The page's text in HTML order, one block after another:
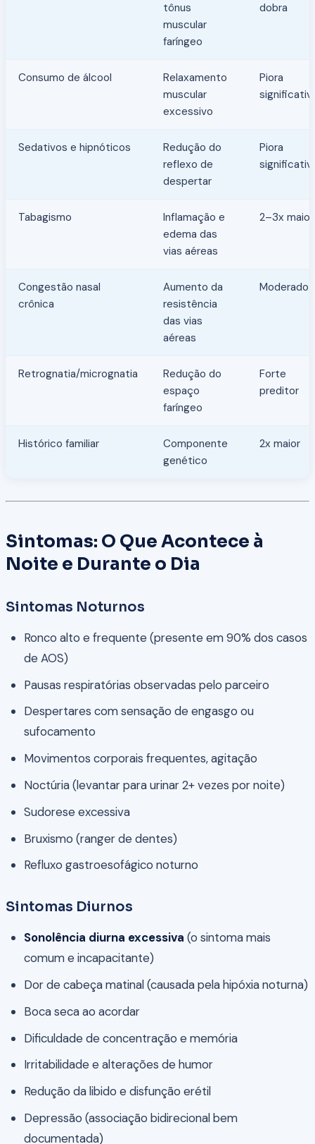
tônus
muscular
faríngeo
dobra
Consumo de álcool
Relaxamento
muscular
excessivo
Piora
Sedativos e hipnóticos
Redução do
reflexo de
despertar
Piora
Tabagismo
Inflamação e
edema das
vias aéreas
2–3x maior
Congestão nasal
crônica
Aumento da
resistência
das vias
aéreas
Moderado
Retrognatia/micrognatia
Redução do
espaço
faríngeo
Forte
preditor
Histórico familiar
Componente
genético
2x maior
Sintomas: O Que Acontece à
Noite e Durante o Dia
Sintomas Noturnos
Ronco alto e frequente (presente em 90% dos casos
de AOS)
Pausas respiratórias observadas pelo parceiro
Despertares com sensação de engasgo ou
sufocamento
Movimentos corporais frequentes, agitação
Noctúria (levantar para urinar 2+ vezes por noite)
Sudorese excessiva
Bruxismo (ranger de dentes)
Refluxo gastroesofágico noturno
Sintomas Diurnos
Sonolência diurna excessiva (o sintoma mais
comum e incapacitante)
Dor de cabeça matinal (causada pela hipóxia noturna)
Boca seca ao acordar
Dificuldade de concentração e memória
Irritabilidade e alterações de humor
Redução da libido e disfunção erétil
Depressão (associação bidirecional bem
documentada)